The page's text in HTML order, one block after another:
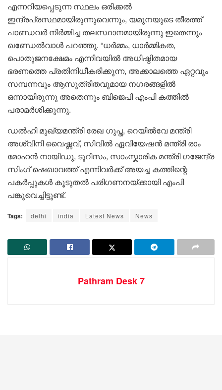
എന്നറിയപ്പെടുന്ന സ്ഥലം ഒരിക്കൽ
ഇന്ദ്രപ്രസ്ഥമായിരുന്നുവെന്നും, യമുനയുടെ തീരത്ത്
പാണ്ഡവർ നിർമ്മിച്ച തലസ്ഥാനമായിരുന്നു ഇതെന്നും
ഖണ്ഡേൽവാൾ പറഞ്ഞു. “ധർമ്മം, ധാർമ്മികത,
പൊതുജനക്ഷേമം എന്നിവയിൽ അധിഷ്ഠിതമായ
ഭരണത്തെ പ്രതിനിധീകരിക്കുന്ന, അക്കാലത്തെ ഏറ്റവും
സമ്പന്നവും ആസൂത്രിതവുമായ നഗരങ്ങളിൽ
ഒന്നായിരുന്നു അതെന്നും ബിജെപി എംപി കത്തിൽ
പരാമർശിക്കുന്നു.
ഡൽഹി മുഖ്യമന്ത്രി രേഖ ഗുപ്ത, റെയിൽവേ മന്ത്രി
അശ്വിനി വൈഷ്ണവ്, സിവിൽ ഏവിയേഷൻ മന്ത്രി രാം
മോഹൻ നായിഡു, ടൂറിസം, സാംസ്കാരിക മന്ത്രി ഗജേന്ദ്ര
സിംഗ് ഷെഖാവത്ത് എന്നിവർക്ക് അയച്ച കത്തിന്റെ
പകർപ്പുകൾ കൂടുതൽ പരിഗണനയ്ക്കായി എംപി
പങ്കുവെച്ചിട്ടുണ്ട്.
Tags: delhi india Latest News News
Pathram Desk 7